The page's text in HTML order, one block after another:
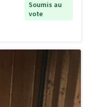
Soumis au
vote